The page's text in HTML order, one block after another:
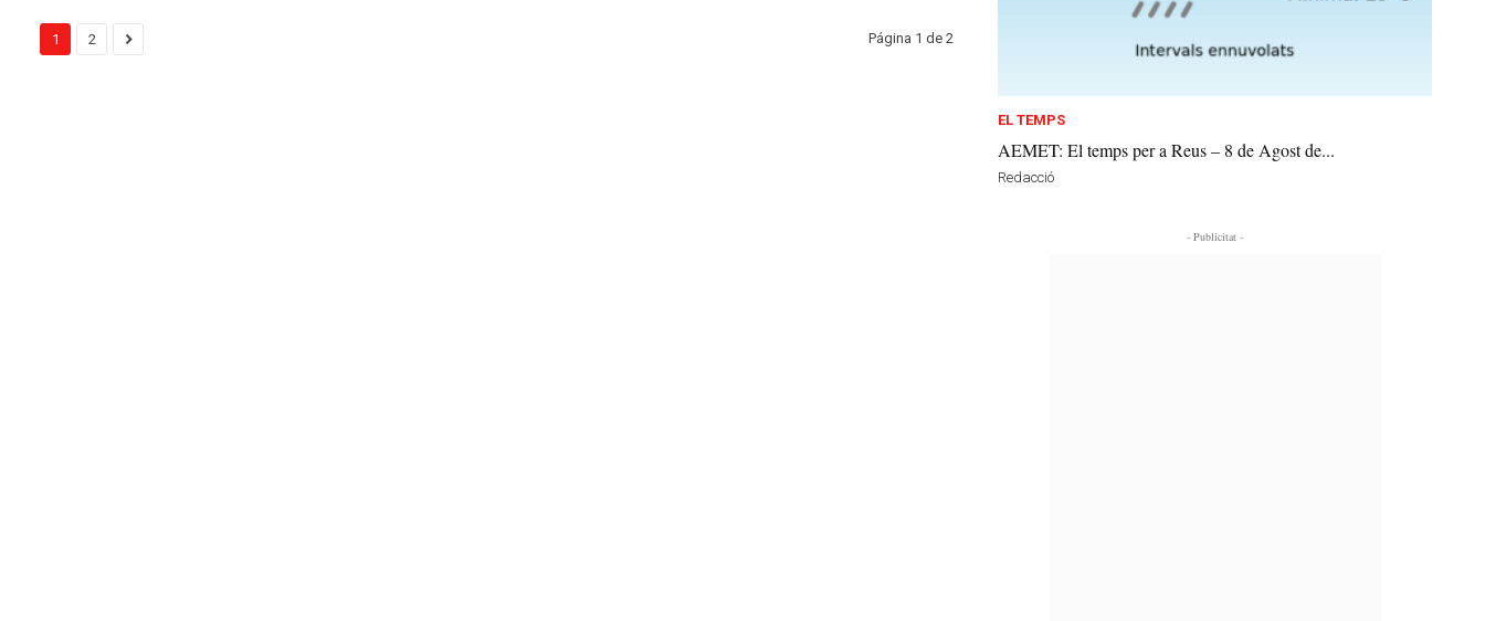
1 2 Página 1 de 2
EL TEMPS
AEMET: El temps per a Reus – 8 de Agost de...
Redacció
- Publicitat -